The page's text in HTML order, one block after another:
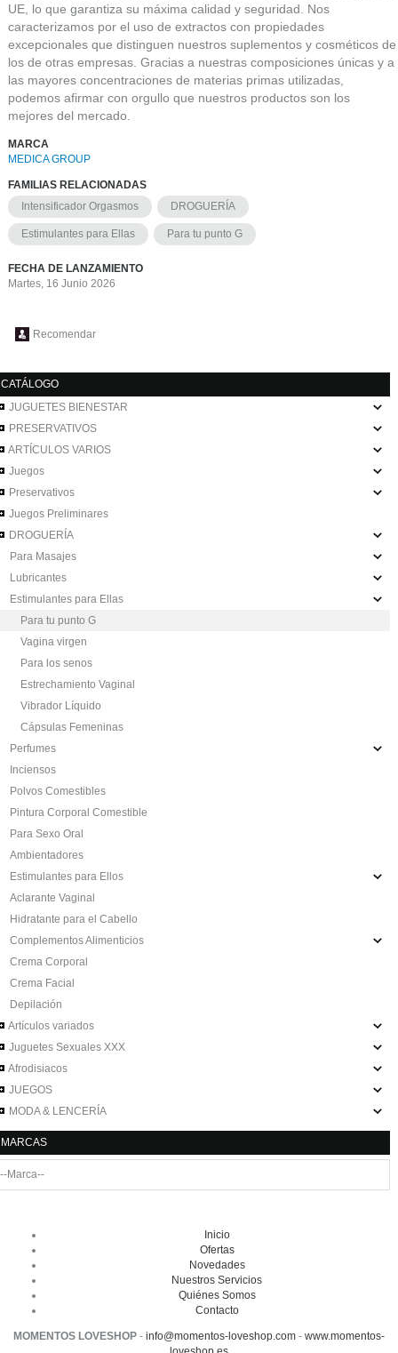
UE, lo que garantiza su máxima calidad y seguridad. Nos
caracterizamos por el uso de extractos con propiedades
excepcionales que distinguen nuestros suplementos y cosméticos de
los de otras empresas. Gracias a nuestras composiciones únicas y a
las mayores concentraciones de materias primas utilizadas,
podemos afirmar con orgullo que nuestros productos son los
mejores del mercado.
MARCA
MEDICA GROUP
FAMILIAS RELACIONADAS
Intensificador Orgasmos
DROGUERÍA
Estimulantes para Ellas Para tu punto G
FECHA DE LANZAMIENTO
Martes, 16 Junio 2026
Recomendar
CATÁLOGO
JUGUETES BIENESTAR
PRESERVATIVOS
ARTÍCULOS VARIOS
Juegos
Preservativos
Juegos Preliminares
DROGUERÍA
Para Masajes
Lubricantes
Estimulantes para Ellas
Para tu punto G
Vagina virgen
Para los senos
Estrechamiento Vaginal
Vibrador Líquido
Cápsulas Femeninas
Perfumes
Inciensos
Polvos Comestibles
Pintura Corporal Comestible
Para Sexo Oral
Ambientadores
Estimulantes para Ellos
Aclarante Vaginal
Hidratante para el Cabello
Complementos Alimenticios
Crema Corporal
Crema Facial
Depilación
Artículos variados
Juguetes Sexuales XXX
Afrodisiacos
JUEGOS
MODA & LENCERÍA
MARCAS
Inicio
Ofertas
Novedades
Nuestros Servicios
Quiénes Somos
Contacto
MOMENTOS LOVESHOP - info@momentos-loveshop.com - www.momentos-